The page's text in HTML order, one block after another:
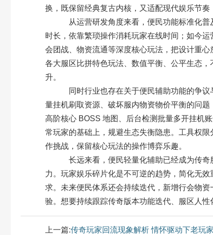
换，既保留经典复古内核，又适配现代娱乐节
从运营研发角度来看，便民功能标准化普及
时长，依靠繁琐操作消耗玩家在线时间；如今
会团战、物资流通等深度核心玩法，把设计重
各大服区比拼特色玩法、数值平衡、公平生态
升。
同时行业也存在关于便民辅助功能的争议与
量挂机刷取资源、破坏服内物资物价平衡的问
高阶核心 BOSS 地图、后台检测批量多开挂机
常玩家的基础上，规避生态失衡隐患。工具权
作挑战，保留核心玩法的操作博弈乐趣。
长远来看，便民轻量化辅助已经成为传奇服
力。玩家娱乐碎片化是不可逆的趋势，简化无
求。未来便民体系还会持续迭代，新增行会物
验。想要持续跟踪传奇版本功能迭代、服区人
上一篇:传奇玩家回流现象解析 情怀驱动下老玩